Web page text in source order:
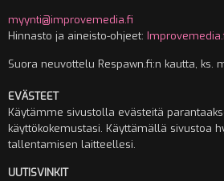
myynti@improvemedia.fi
Hinnasto ja aineisto-ohjeet:
Suora neuvottelu Respawn.fi:n kautta, ks.
EVÄSTEET
Käytämme sivustolla evästeitä
käyttökokemustasi. Käyttämällä sivustoa
tallentamisen laitteellesi.
UUTISVINKIT